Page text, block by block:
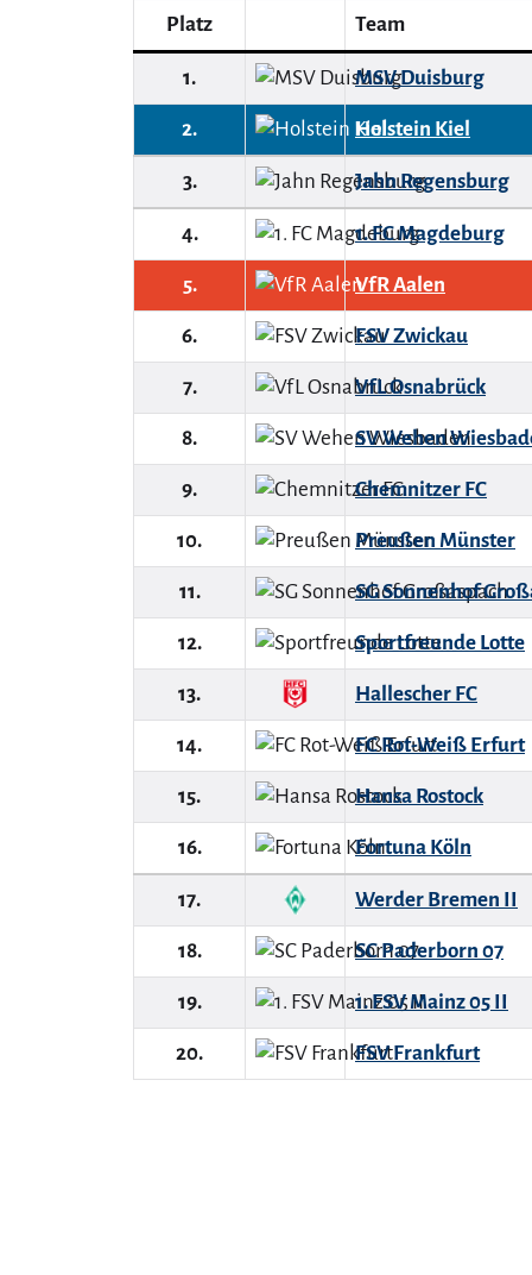
Platz Team
1. MSV Duisburg
2. Holstein Kiel
3. Jahn Regensburg
4. 1. FC Magdeburg
5. VfR Aalen
6. FSV Zwickau
7. VfL Osnabrück
8. SV Wehen
9. Chemnitzer FC
10. Preußen Münster
11. SG Sonnenhof
12. Sportfreunde Lotte
13. Hallescher FC
14. FC Rot-Weiß Erfurt
15. Hansa Rostock
16. Fortuna Köln
17. Werder Bremen II
18. SC Paderborn 07
19. 1. FSV Mainz 05 II
20. FSV Frankfurt